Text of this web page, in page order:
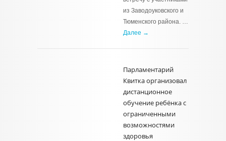
из Заводоуковского и
Тюменского района. …
Далее →
Парламентарий
Квитка организовал
дистанционное
обучение ребёнка с
ограниченными
возможностями
здоровья